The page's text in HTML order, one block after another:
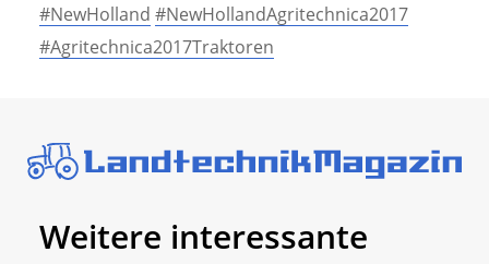
#NewHolland #NewHollandAgritechnica2017
#Agritechnica2017Traktoren
Weitere interessante